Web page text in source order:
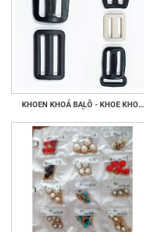
KHOEN KHOÁ BALÔ - KHOE KHOÁ